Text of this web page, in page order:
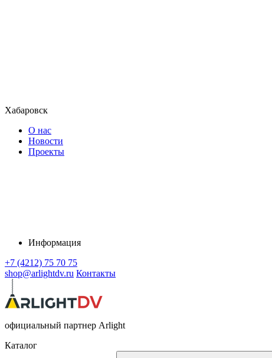
Хабаровск
О нас
Новости
Проекты
Информация
+7 (4212) 75 70 75
shop@arlightdv.ru Контакты
официальный партнер Arlight
Каталог